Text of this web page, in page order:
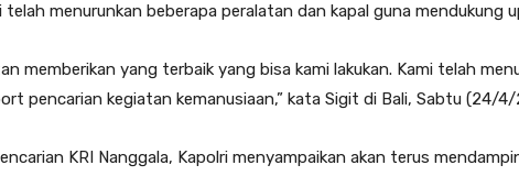
menurunkan beberapa peralatan dan kapal guna mendukung
memberikan yang terbaik yang bisa kami lakukan. Kami telah
pencarian kegiatan kemanusiaan,” kata Sigit di Bali, Sabtu (24/4/
KRI Nanggala, Kapolri menyampaikan akan terus